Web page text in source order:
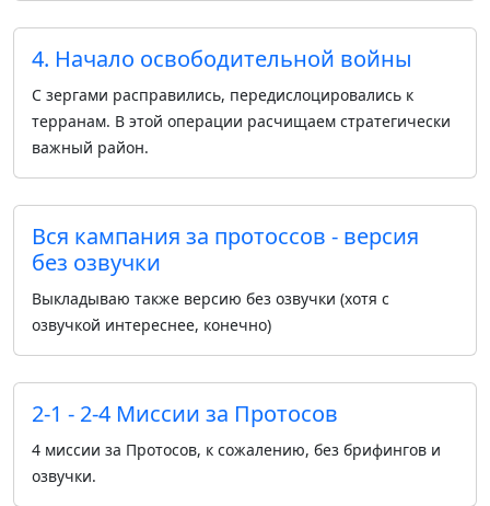
4. Начало освободительной войны
С зергами расправились, передислоцировались к
терранам. В этой операции расчищаем стратегически
важный район.
Вся кампания за протоссов - версия
без озвучки
Выкладываю также версию без озвучки (хотя с
озвучкой интереснее, конечно)
2-1 - 2-4 Миссии за Протосов
4 миссии за Протосов, к сожалению, без брифингов и
озвучки.